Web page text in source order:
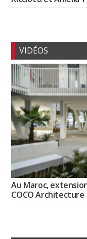
VIDÉOS
Au Maroc,
COCO Architecture